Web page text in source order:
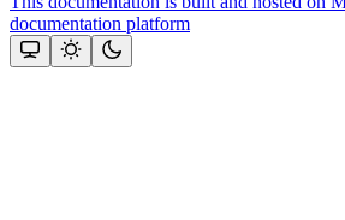
documentation platform